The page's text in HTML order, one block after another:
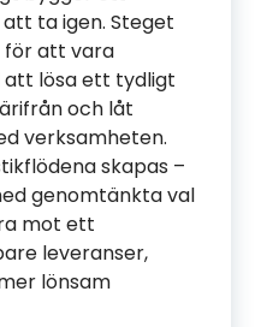
ta igen. Steget
för att vara
att lösa ett tydligt
och låt
verksamheten.
skapas –
genomtänkta val
mot ett
leveranser,
lönsam